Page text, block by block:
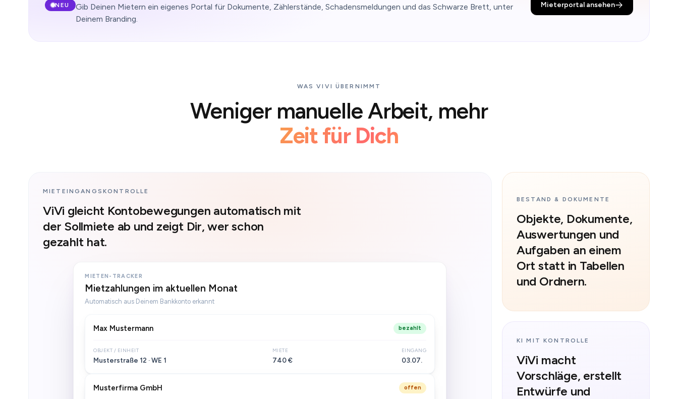
Abbrechen
NEU
Gib Deinen Mietern ein eigenes Portal für Dokumente, Zählerstände, Schadensmeldungen und das Schwarze Brett, unter
Deinem Branding.
Mieterportal ansehen
WAS VIVI ÜBERNIMMT
Weniger manuelleArbeit, mehr
Zeit für Dich
MIETEINGANGSKONTROLLE
ViVi gleicht Kontobewegungen automatisch mit
der Sollmiete ab und zeigt Dir, wer schon
gezahlt hat.
MIETEN-TRACKER
Mietzahlungen im aktuellen Monat
Automatisch aus Deinem Bankkonto erkannt
Max Mustermann bezahlt
OBJEKT / EINHEIT
Musterstraße 12 · WE 1
MIETE
740 €
EINGANG
03.07.
Musterfirma GmbH offen
BESTAND & DOKUMENTE
Objekte, Dokumente,
Auswertungen und
Aufgaben an einem
Ort statt in Tabellen
und Ordnern.
KI MIT KONTROLLE
ViVi macht
Vorschläge, erstellt
Entwürfe und